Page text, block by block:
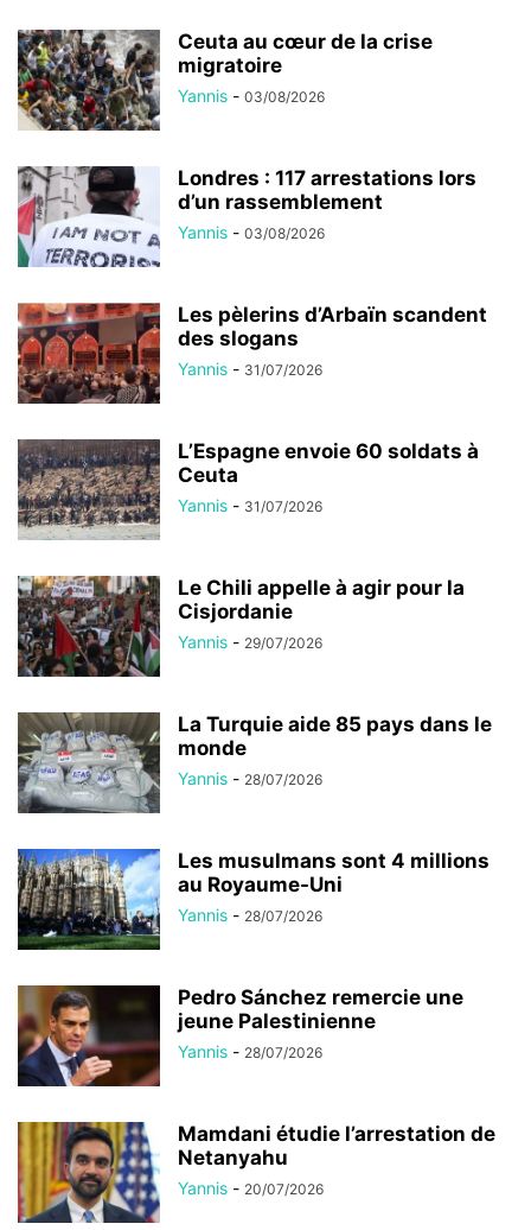
Ceuta au cœur de la crise
migratoire
Yannis - 03/08/2026
Londres : 117 arrestations lors
d’un rassemblement
Yannis - 03/08/2026
Les pèlerins d’Arbaïn scandent
des slogans
Yannis - 31/07/2026
L’Espagne envoie 60 soldats à
Ceuta
Yannis - 31/07/2026
Le Chili appelle à agir pour la
Cisjordanie
Yannis - 29/07/2026
La Turquie aide 85 pays dans le
monde
Yannis - 28/07/2026
Les musulmans sont 4 millions
au Royaume-Uni
Yannis - 28/07/2026
Pedro Sánchez remercie une
jeune Palestinienne
Yannis - 28/07/2026
Mamdani étudie l’arrestation de
Netanyahu
Yannis - 20/07/2026